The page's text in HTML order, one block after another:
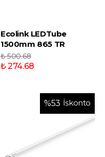
Ecolink LEDTube
1500mm 865 TR
₺ 500.68
₺ 274.68
%53 İskonto